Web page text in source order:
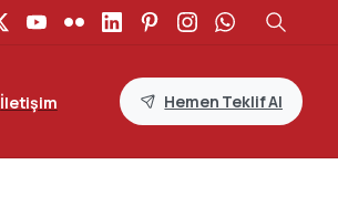
İletişim Hemen Teklif Al